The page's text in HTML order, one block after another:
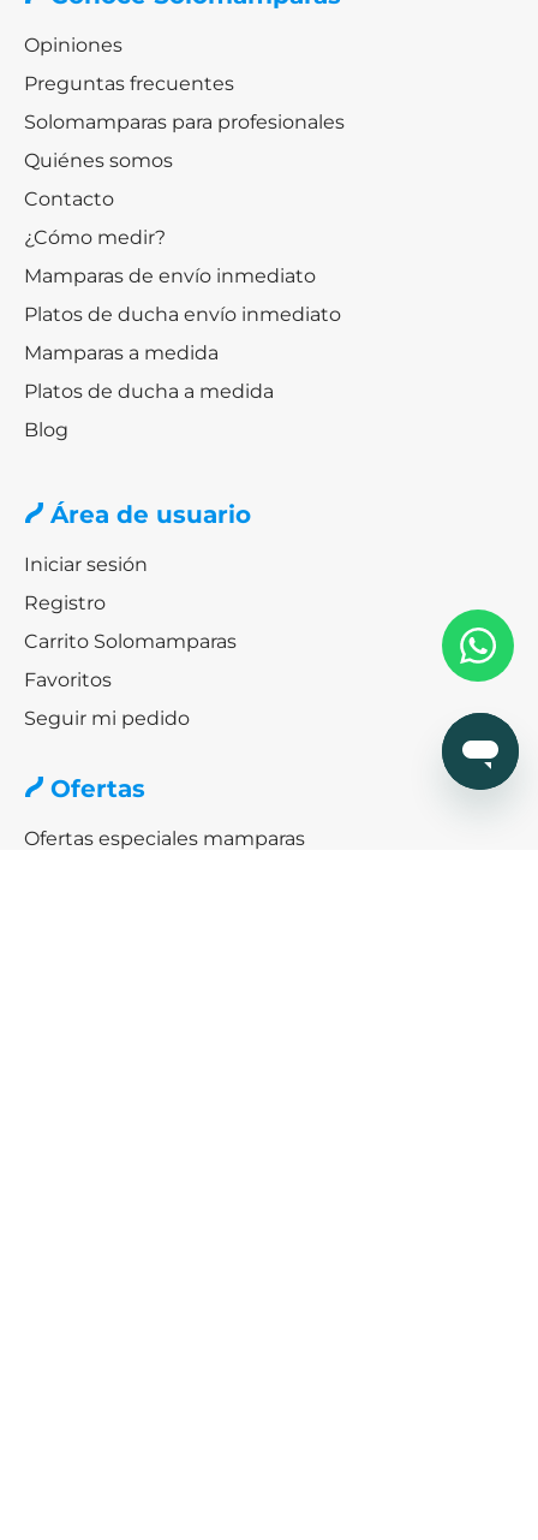
Opiniones
Preguntas frecuentes
Solomamparas para profesionales
Quiénes somos
Contacto
¿Cómo medir?
Mamparas de envío inmediato
Platos de ducha envío inmediato
Mamparas a medida
Platos de ducha a medida
Blog
Área de usuario
Iniciar sesión
Registro
Carrito Solomamparas
Favoritos
Seguir mi pedido
Ofertas
Ofertas especiales mamparas